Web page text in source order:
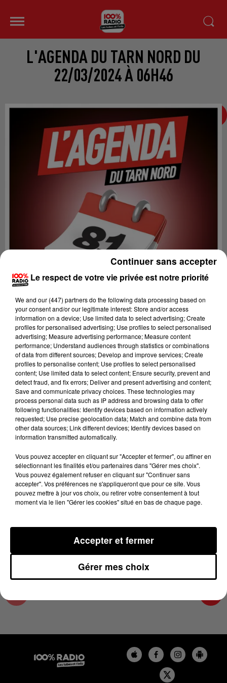
L'AGENDA DU TARN NORD DU
22/03/2024 À 06H46
Lecture (1 min 14 sec)
100%
100% Radio l'agenda du Tarn nord
22 mars 2024 - 1 min 14 sec
L'AGENDA DU TARN NORD DU 22/03/2024 À
06H46
L'AGENDA DU TARN NORD
Le respect de votre vie privée est notre priorité
We and our (447) partnersdo the following data processing based on
your consent and/or our legitimate interest: Store and/or access
information on a device; Use limited data to select advertising; Create
profiles for personalised advertising; Use profiles to select personalised
advertising; Measure advertising performance; Measure content
performance; Understand audiences through statistics or combinations
of data from different sources; Develop and improve services; Create
profiles to personalise content; Use profiles to select personalised
content; Use limited data to select content; Ensure security, prevent and
detect fraud, and fix errors; Deliver and present advertising and content;
Save and communicate privacy choices. These technologies may
process personal data such as IP address and browsing data to offer
following functionalities: Identify devices based on information actively
requested; Use precise geolocation data; Match and combine data from
other data sources; Link different devices; Identify devices based on
information transmitted automatically.
Vous pouvez accepter en cliquant sur "Accepter et fermer", ou affiner en
sélectionnant les finalités et/ou partenaires dans "Gérer mes choix".
Vous pouvez également refuser en cliquant sur "Continuer sans
accepter". Vos préférences ne s'appliqueront que pour ce site. Vous
pouvez mettre à jour vos choix, ou retirer votre consentement à tout
moment via le lien "Gérer les cookies" situé en bas de chaque page.
Gérer mes choix
Accepter et fermer
Continuer sans accepter